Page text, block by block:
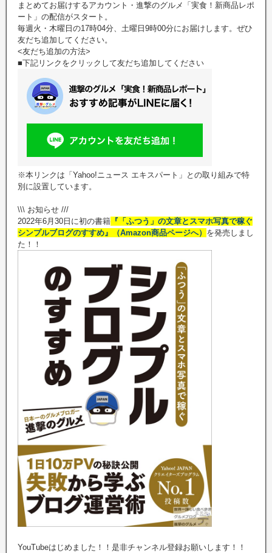
まとめてお届けするアカウント・進撃のグルメ「実食！新商品レポ
ート」の配信がスタート。
毎週火・木曜日の17時04分、土曜日9時00分にお届けします。ぜひ
友だち追加してください。
<友だち追加の方法>
■下記リンクをクリックして友だち追加してください
※本リンクは「Yahoo!ニュース エキスパート」との取り組みで特
別に設置しています。
\\\ お知らせ ///
2022年6月30日に初の書籍 『「ふつう」の文章とスマホ写真で稼ぐ
シンプルブログのすすめ』（Amazon商品ページへ） を発売しまし
た！！
YouTubeはじめました！！是非チャンネル登録お願いします！！